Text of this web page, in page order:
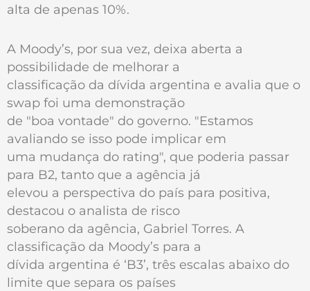
alta de apenas 10%.
A Moody’s, por sua vez, deixa aberta a
possibilidade de melhorar a
classificação da dívida argentina e avalia que o
swap foi uma demonstração
de "boa vontade" do governo. "Estamos
avaliando se isso pode implicar em
uma mudança do rating", que poderia passar
para B2, tanto que a agência já
elevou a perspectiva do país para positiva,
destacou o analista de risco
soberano da agência, Gabriel Torres. A
classificação da Moody’s para a
dívida argentina é ‘B3’, três escalas abaixo do
limite que separa os países